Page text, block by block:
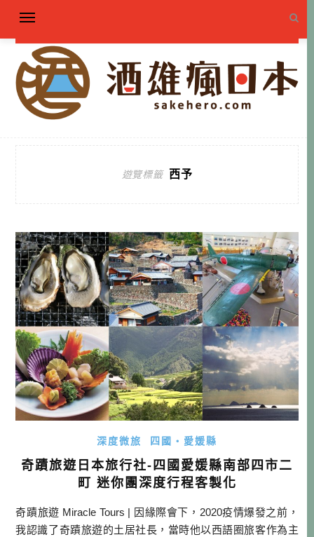
遊覽標籤 西予
深度微旅 四國・愛媛縣
奇蹟旅遊日本旅行社-四國愛媛縣南部四市二
町 迷你團深度行程客製化
奇蹟旅遊 Miracle Tours | 因緣際會下，2020疫情爆發之前，
我認識了奇蹟旅遊的土居社長，當時他以西語圈旅客作為主